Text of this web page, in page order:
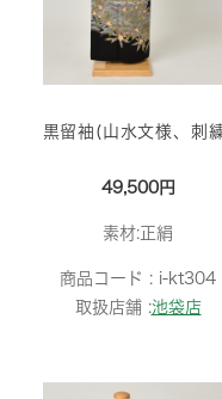
黒留袖(山水文様、刺
49,500円
素材:正絹
商品コード : i-kt304
取扱店舗 :池袋店